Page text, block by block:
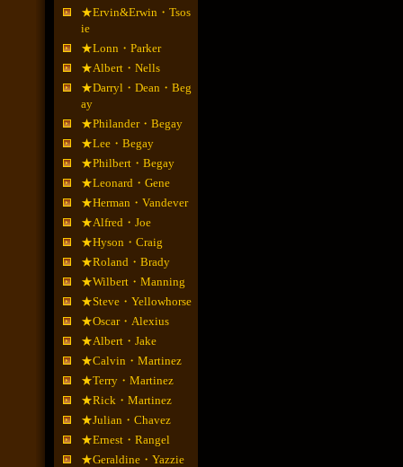
★Ervin&Erwin・Tsos
ie
★Lonn・Parker
★Albert・Nells
★Darryl・Dean・Beg
ay
★Philander・Begay
★Lee・Begay
★Philbert・Begay
★Leonard・Gene
★Herman・Vandever
★Alfred・Joe
★Hyson・Craig
★Roland・Brady
★Wilbert・Manning
★Steve・Yellowhorse
★Oscar・Alexius
★Albert・Jake
★Calvin・Martinez
★Terry・Martinez
★Rick・Martinez
★Julian・Chavez
★Ernest・Rangel
★Geraldine・Yazzie